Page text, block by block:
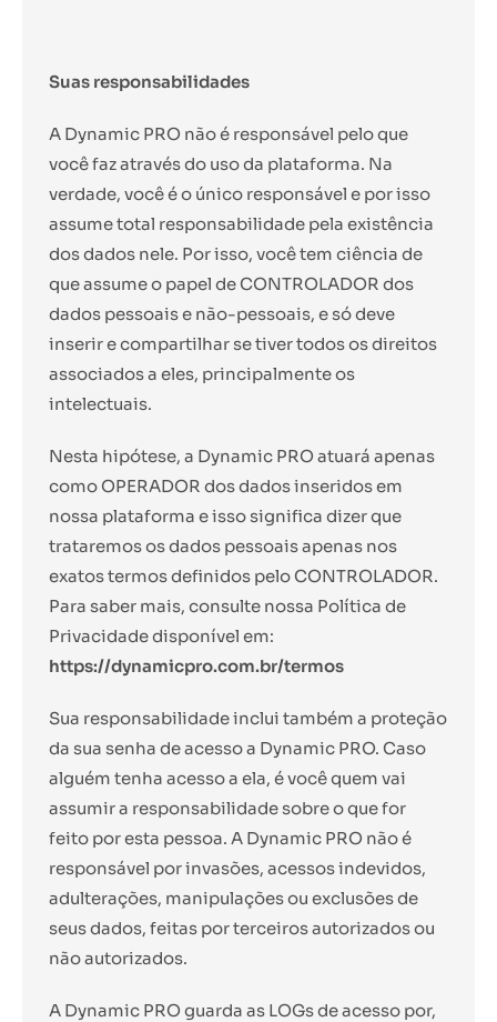
Suas responsabilidades
A Dynamic PRO não é responsável pelo que
você faz através do uso da plataforma. Na
verdade, você é o único responsável e por isso
assume total responsabilidade pela existência
dos dados nele. Por isso, você tem ciência de
que assume o papel de CONTROLADOR dos
dados pessoais e não-pessoais, e só deve
inserir e compartilhar se tiver todos os direitos
associados a eles, principalmente os
intelectuais.
Nesta hipótese, a Dynamic PRO atuará apenas
como OPERADOR dos dados inseridos em
nossa plataforma e isso significa dizer que
trataremos os dados pessoais apenas nos
exatos termos definidos pelo CONTROLADOR.
Para saber mais, consulte nossa Política de
Privacidade disponível em:
https://dynamicpro.com.br/termos
Sua responsabilidade inclui também a proteção
da sua senha de acesso a Dynamic PRO. Caso
alguém tenha acesso a ela, é você quem vai
assumir a responsabilidade sobre o que for
feito por esta pessoa. A Dynamic PRO não é
responsável por invasões, acessos indevidos,
adulterações, manipulações ou exclusões de
seus dados, feitas por terceiros autorizados ou
não autorizados.
A Dynamic PRO guarda as LOGs de acesso por,